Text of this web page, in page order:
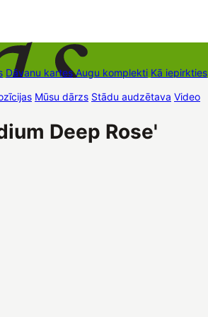
Dāvanu kartes Augu komplekti Kā iepirkties
Mūsu dārzs Stādu audzētava Video
Deep Rose'